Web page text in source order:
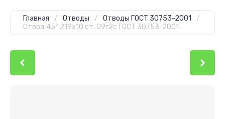
Главная / Отводы / Отводы ГОСТ 30753-2001
/
Отвод 45° 219х10 ст. 09г2с ГОСТ 30753-2001